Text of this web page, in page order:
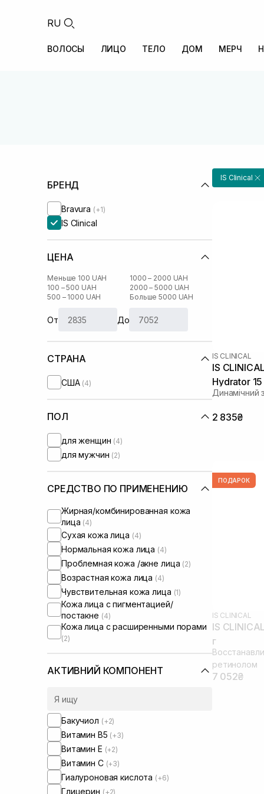
RU
ВОЛОСЫ ЛИЦО ТЕЛО ДОМ МЕРЧ
БРЕНД
Bravura (+1)
IS Clinical
ЦЕНА
Меньше 100 UAH
100 – 500 UAH
500 – 1000 UAH
1000 – 2000 UAH
2000 – 5000 UAH
Больше 5000 UAH
От До
СТРАНА
США (4)
ПОЛ
для женщин (4)
для мужчин (2)
СРЕДСТВО ПО ПРИМЕНЕНИЮ
Жирная/комбинированная кожа
лица (4)
Сухая кожа лица (4)
Нормальная кожа лица (4)
Проблемная кожа /акне лица (2)
Возрастная кожа лица (4)
Чувствительная кожа лица (1)
Кожа лица с пигментацией/
постакне (4)
Кожа лица с расширенными порами
(2)
АКТИВНИЙ КОМПОНЕНТ
Бакучиол (+2)
Витамин B5 (+3)
Витамин Е (+2)
Витамин C (+3)
Гиалуроновая кислота (+6)
Глицерин (+2)
IS Clinical
IS CLINICAL
IS
Hydrator 15
Динамічний
2 835₴
ПОДАРОК
IS CLINICAL
IS
г
ретинолом
7 052₴